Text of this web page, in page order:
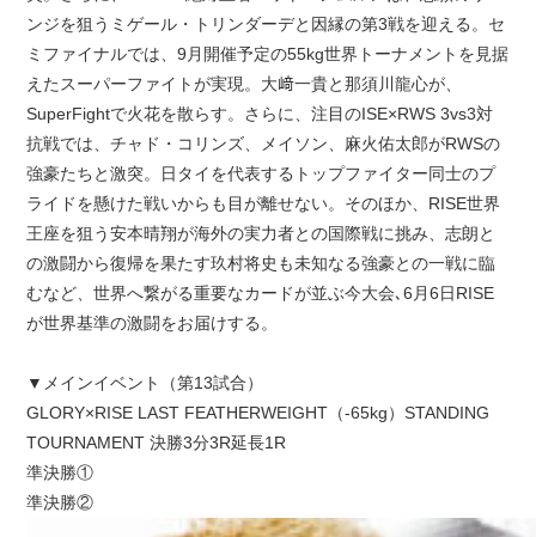
ンジを狙うミゲール・トリンダーデと因縁の第3戦を迎える。セ
ミファイナルでは、9月開催予定の55kg世界トーナメントを見据
えたスーパーファイトが実現。大﨑一貴と那須川龍心が、
SuperFightで火花を散らす。さらに、注目のISE×RWS 3vs3対
抗戦では、チャド・コリンズ、メイソン、麻火佑太郎がRWSの
強豪たちと激突。日タイを代表するトップファイター同士のプ
ライドを懸けた戦いからも目が離せない。そのほか、RISE世界
王座を狙う安本晴翔が海外の実力者との国際戦に挑み、志朗と
の激闘から復帰を果たす玖村将史も未知なる強豪との一戦に臨
むなど、世界へ繋がる重要なカードが並ぶ今大会､6月6日RISE
が世界基準の激闘をお届けする。
▼メインイベント（第13試合）
GLORY×RISE LAST FEATHERWEIGHT（-65kg）STANDING
TOURNAMENT 決勝3分3R延長1R
準決勝①
準決勝②